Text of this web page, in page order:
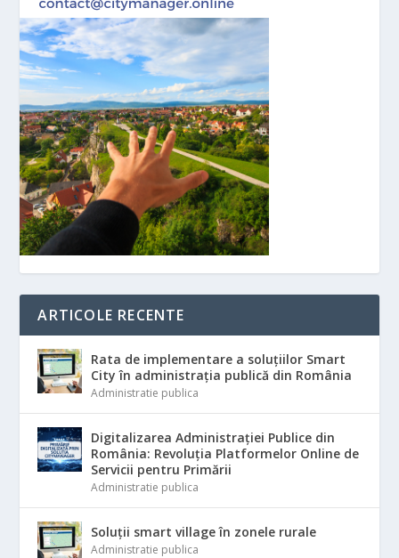
ARTICOLE RECENTE
Rata de implementare a soluțiilor Smart
City în administrația publică din România
Administratie publica
Digitalizarea Administrației Publice din
România: Revoluția Platformelor Online de
Servicii pentru Primării
Administratie publica
Soluții smart village în zonele rurale
Administratie publica